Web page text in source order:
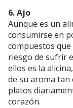
6. Ajo
Aunque es un
consumirse en
compuestos
riesgo de sufrir
ellos es la
de su aroma
platos
corazón.